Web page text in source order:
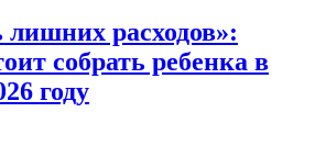
лишних расходов»:
собрать ребенка в
году